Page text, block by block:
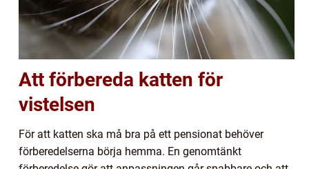
Att förbereda katten för
vistelsen
För att katten ska må bra på ett pensionat behöver
förberedelserna börja hemma. En genomtänkt